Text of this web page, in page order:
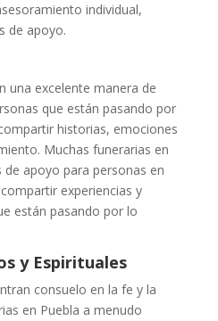
individual,
de apoyo.
una excelente manera de
que están pasando por
historias, emociones
Muchas funerarias en
apoyo para personas en
experiencias y
están pasando por lo
y Espirituales
consuelo en la fe y la
en Puebla a menudo